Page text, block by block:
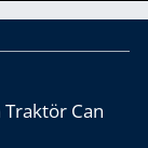
Can